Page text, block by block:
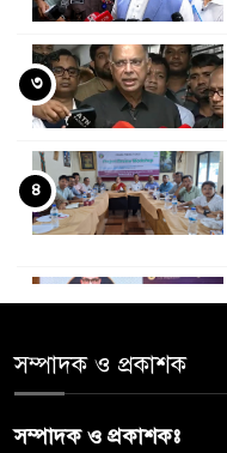
৩
৪
৬
সম্পাদক ও প্রকাশক
সম্পাদক ও প্রকাশকঃ